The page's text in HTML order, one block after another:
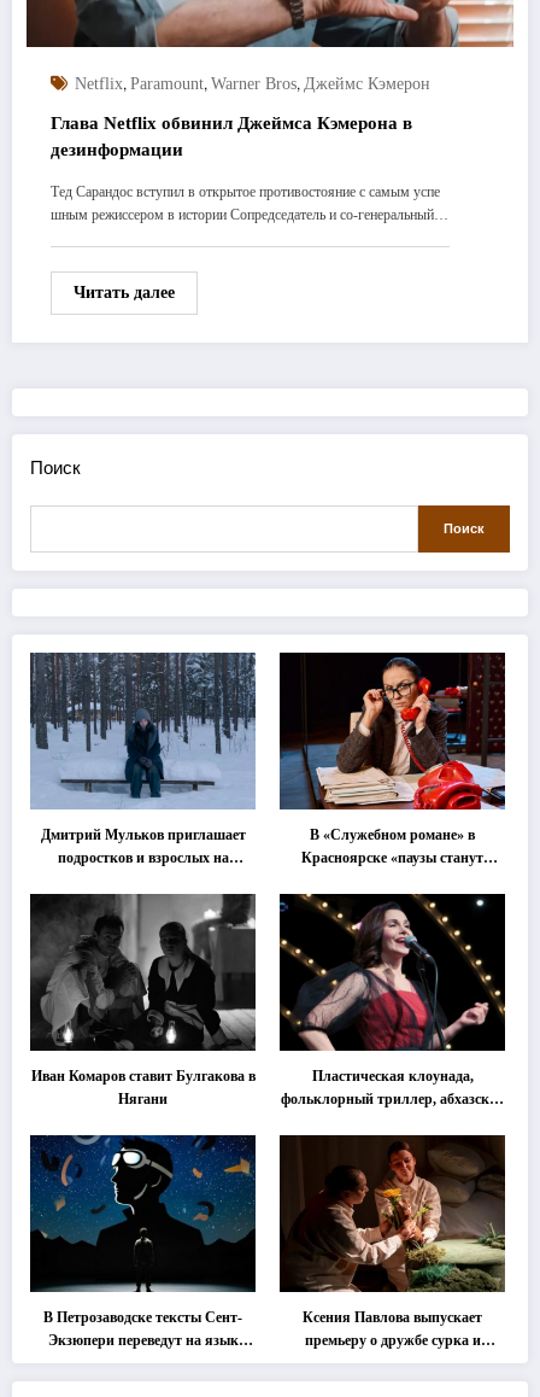
Netflix, Paramount, Warner Bros, Джеймс Кэмерон
Глава Netflix обвинил Джеймса Кэмерона в
дезинформации
Тед Сарандос вступил в открытое противостояние с самым успе
шным режиссером в истории Сопредседатель и со-генеральный…
Читать далее
Поиск
Поиск
Дмитрий Мульков приглашает
подростков и взрослых на
В «Служебном романе» в
Красноярске «паузы станут
Иван Комаров ставит Булгакова в
Нягани
Пластическая клоунада,
фольклорный триллер, абхазская
втором этапе фестиваля
«Монокль»
В Петрозаводске тексты Сент-
Экзюпери переведут на язык
современной хореографии
Ксения Павлова выпускает
премьеру о дружбе сурка и
одуванчика